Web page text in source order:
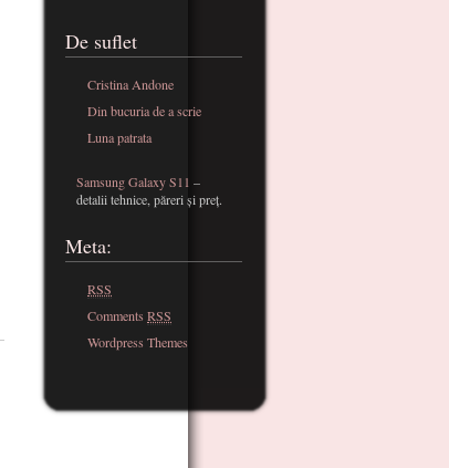
De suflet
Cristina Andone
Din bucuria de a scrie
Luna patrata
Samsung Galaxy S11 –
detalii tehnice, păreri și preț.
Meta:
RSS
Comments RSS
Wordpress Themes